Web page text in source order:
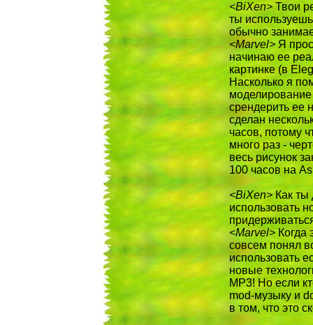
<BiXen>Твои
ты
обычно
<Marvel>Я
начинаю ее
картинке (в
Насколько я
срендерить ее
сделан
часов, потому
много раз -
весь рисунок
100 часов на
<BiXen>Как ты
использовать
<Marvel>Когда
совсем понял
использовать
новые
MP3! Но если
mod-музыку и
в том, что это